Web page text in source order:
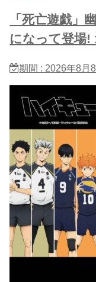
「死亡遊戯」
になって登場!
期間 : 2026年8月